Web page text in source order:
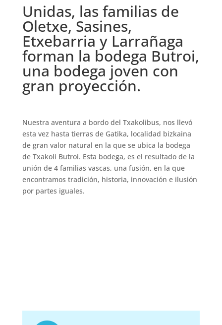
Unidas, las familias de
Oletxe, Sasines,
Etxebarria y Larrañaga
forman la bodega Butroi,
una bodega joven con
gran proyección.
Nuestra aventura a bordo del Txakolibus, nos llevó
esta vez hasta tierras de Gatika, localidad bizkaina
de gran valor natural en la que se ubica la bodega
de Txakoli Butroi. Esta bodega, es el resultado de la
unión de 4 familias vascas, una fusión, en la que
encontramos tradición, historia, innovación e ilusión
por partes iguales.